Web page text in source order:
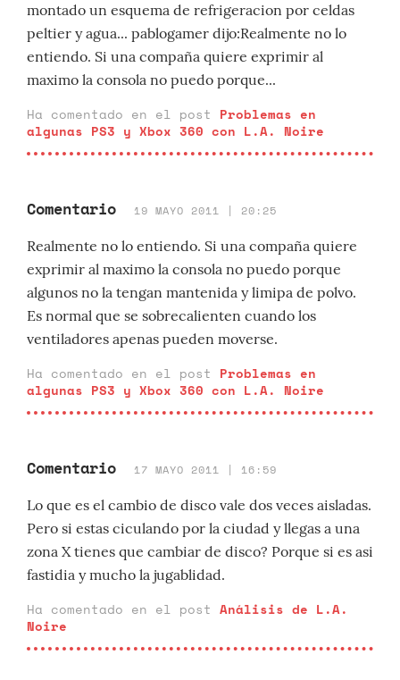
montado un esquema de refrigeracion por celdas
peltier y agua... pablogamer dijo:Realmente no lo
entiendo. Si una compaña quiere exprimir al
maximo la consola no puedo porque...
Ha comentado en el post Problemas en
algunas PS3 y Xbox 360 con L.A. Noire
Comentario 19 MAYO 2011 | 20:25
Realmente no lo entiendo. Si una compaña quiere
exprimir al maximo la consola no puedo porque
algunos no la tengan mantenida y limipa de polvo.
Es normal que se sobrecalienten cuando los
ventiladores apenas pueden moverse.
Ha comentado en el post Problemas en
algunas PS3 y Xbox 360 con L.A. Noire
Comentario 17 MAYO 2011 | 16:59
Lo que es el cambio de disco vale dos veces aisladas.
Pero si estas ciculando por la ciudad y llegas a una
zona X tienes que cambiar de disco? Porque si es asi
fastidia y mucho la jugablidad.
Ha comentado en el post Análisis de L.A.
Noire